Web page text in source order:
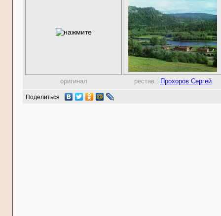
оригинал рестав.: Прохоров Сергей
Поделиться